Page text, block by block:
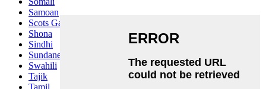
Samoan
Scots Gaelic
Shona
Sindhi
Sundanese
Swahili
Tajik
Tamil